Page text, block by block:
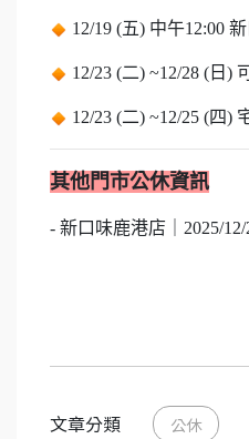
12/19 (五) 中午12:00
12/23 (二) ~12/28 (日)
12/23 (二) ~12/25 (四)
其他門市公休資訊
- 新口味鹿港店｜2025/
文章分類 公休